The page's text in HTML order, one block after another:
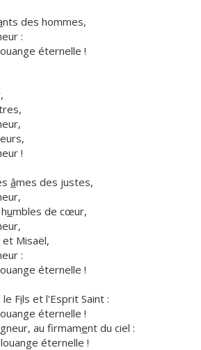
nts des hommes,
:
éternelle !
!
âmes des justes,
umbles de cœur,
et Misaël,
:
éternelle !
le Fils et l'Esprit Saint :
éternelle !
au firmament du ciel :
éternelle !